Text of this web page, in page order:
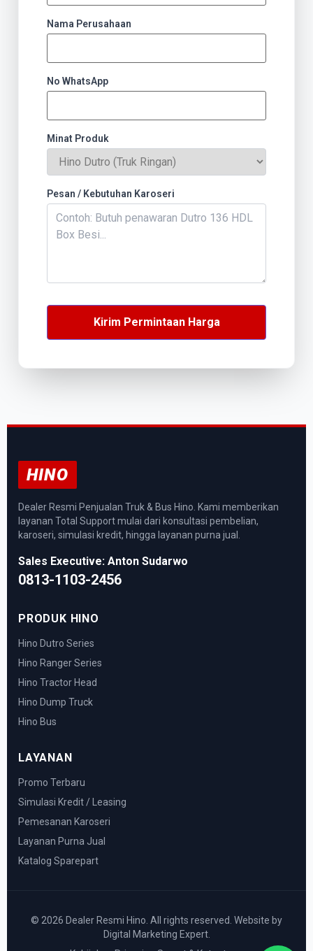
Nama Perusahaan
No WhatsApp
Minat Produk
Pesan / Kebutuhan Karoseri
Kirim Permintaan Harga
HINO
Dealer Resmi Penjualan Truk & Bus Hino. Kami memberikan
layanan Total Support mulai dari konsultasi pembelian,
karoseri, simulasi kredit, hingga layanan purna jual.
Sales Executive: Anton Sudarwo
0813-1103-2456
PRODUK HINO
Hino Dutro Series
Hino Ranger Series
Hino Tractor Head
Hino Dump Truck
Hino Bus
LAYANAN
Promo Terbaru
Simulasi Kredit / Leasing
Pemesanan Karoseri
Layanan Purna Jual
Katalog Sparepart
© 2026 Dealer Resmi Hino. All rights reserved. Website by
Digital Marketing Expert.